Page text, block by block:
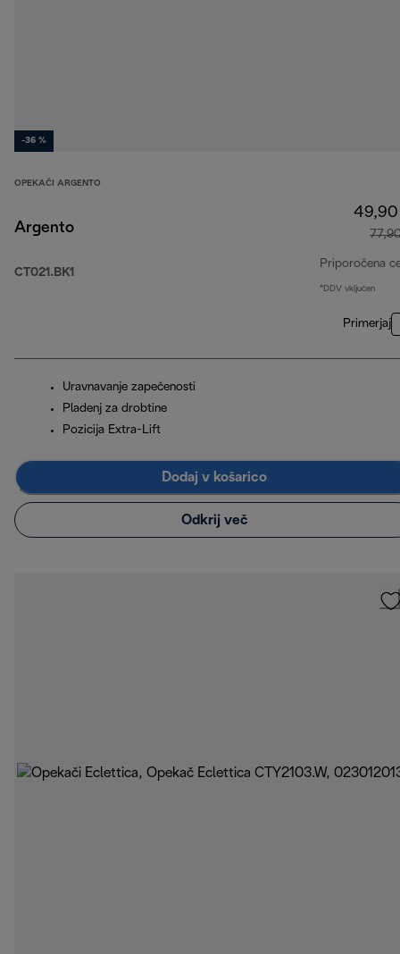
-36 %
OPEKAČI ARGENTO
Argento
CT021.BK1
Priporočena
*DDV vključen
Primerjaj
Uravnavanje zapečenosti
Pladenj za drobtine
Pozicija Extra-Lift
Dodaj v košarico
Odkrij več